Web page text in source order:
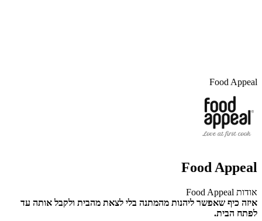
Food Appeal
Food Appeal
אודות Food Appeal
איזה כיף שאפשר ליהנות מהמתנה בלי לצאת מהבית ולקבל אותה עד
לפתח הבית.